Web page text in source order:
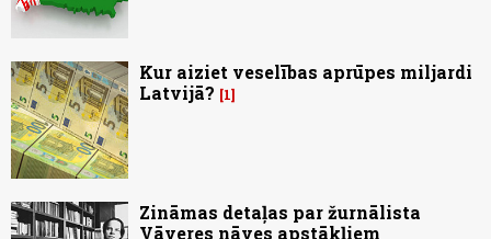
Kur aiziet veselības aprūpes miljardi
Latvijā?
1
Zināmas detaļas par žurnālista
Vāveres nāves apstākļiem